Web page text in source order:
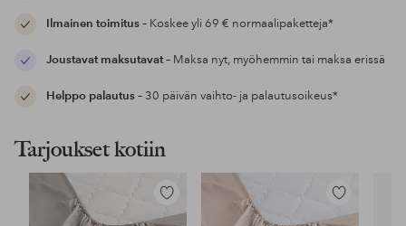
Ilmainen toimitus– Koskee yli 69 € normaalipaketteja*
Joustavat maksutavat– Maksa nyt, myöhemmin tai maksa erissä
Helppo palautus– 30 päivän vaihto- ja palautusoikeus*
Tarjoukset kotiin
Lisää
suosikkeihin
Lisää
suosikkeihin